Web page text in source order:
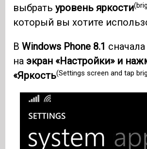
выбратьуровень яркости
который вы хотите
ВWindows Phone 8.1
на экран «Настройки» и
«Яркость(Settings screen and tap